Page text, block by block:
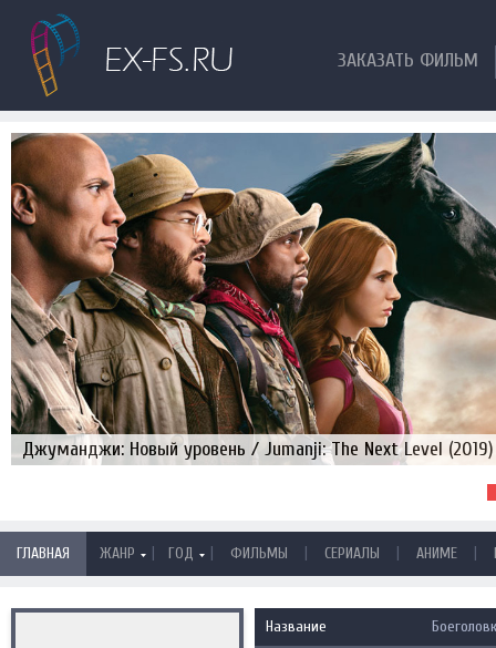
ЗАКАЗАТЬ ФИЛЬМ
Джуманджи: Новый уровень / Jumanji: The Next Level (2019)
ГЛАВНАЯ ЖАНР | ГОД | ФИЛЬМЫ | СЕРИАЛЫ | АНИМЕ |
Название